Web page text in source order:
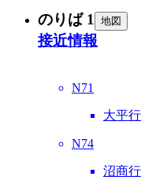
のりば 1 地図
接近情報
N71
大平行
N74
沼商行